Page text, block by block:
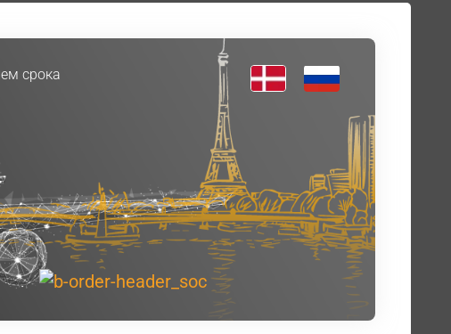
срока